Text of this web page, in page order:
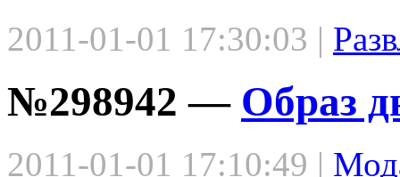
2011-01-01 17:30:03 |
№298942 — Образ
2011-01-01 17:10:49 |